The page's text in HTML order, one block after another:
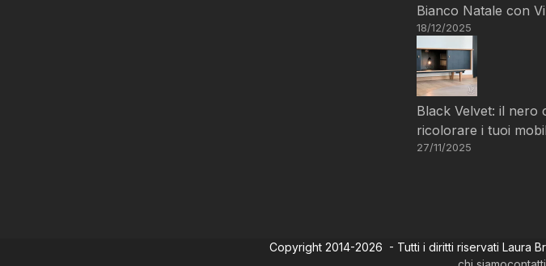
Bianco Natale con
18/12/2025
Black Velvet: il nero
ricolorare i tuoi
27/11/2025
Copyright 2014-2026 - Tutti i diritti riservati Laura